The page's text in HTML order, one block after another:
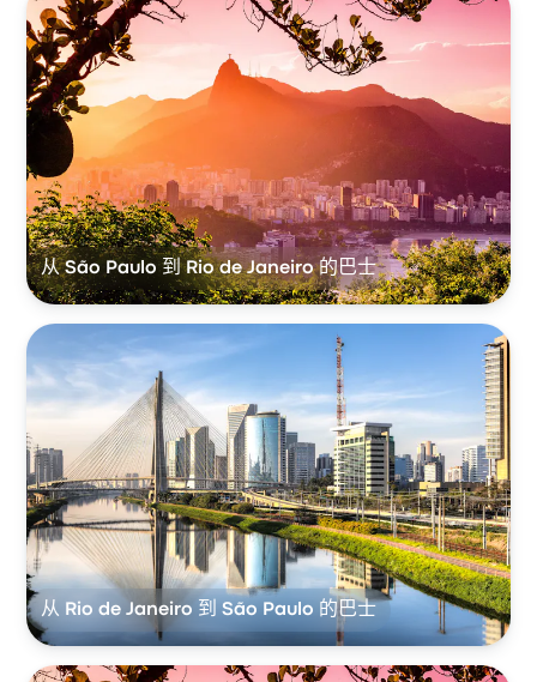
从 São Paulo 到 Rio de Janeiro 的巴士
从 Rio de Janeiro 到 São Paulo 的巴士